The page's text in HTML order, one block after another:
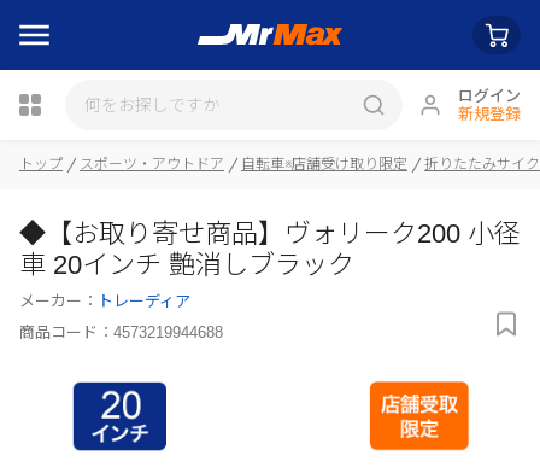
ログイン
新規登録
トップ スポーツ・アウトドア 自転車※店舗受け取り限定 折りたたみサイ
◆【お取り寄せ商品】ヴォリーク200 小径
車 20インチ 艶消しブラック
メーカー：
トレーディア
商品コード： 4573219944688